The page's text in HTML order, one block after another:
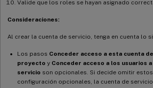
Valide que los roles se hayan asignado
Consideraciones:
Al crear la cuenta de servicio, tenga en cuenta lo
Los pasos Conceder acceso a esta cuenta
proyecto y Conceder acceso a los usuarios
servicio son opcionales. Si decide omitir
configuración opcionales, la cuenta de